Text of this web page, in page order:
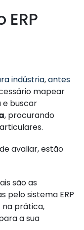
indústria,antes
mapear
e buscar
, procurando
avaliar, estão
são as
pelo sistema ERP
na prática,
a sua